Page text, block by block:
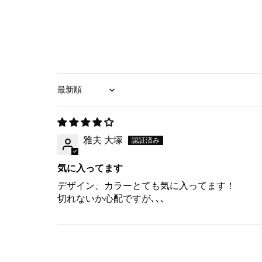
Sort by
雅夫 大塚
気に入ってます
デザイン、カラーとても気に入ってます！
切れないか心配ですが､､､